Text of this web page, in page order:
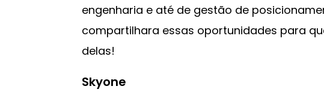
engenharia e até de gestão de
compartilhara essas oportunidades para
delas!
Skyone